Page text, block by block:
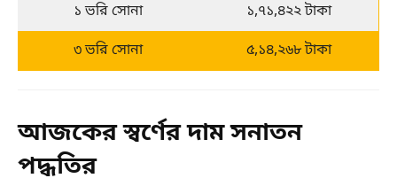
১ ভরি সোনা
১,৭১,৪২২ টাকা
৩ ভরি সোনা
৫,১৪,২৬৮ টাকা
আজকের স্বর্ণের দাম সনাতন
পদ্ধতির